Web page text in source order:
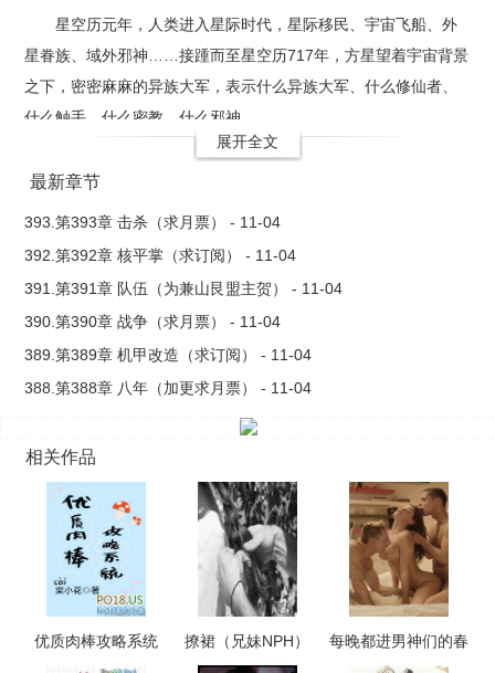
星空历元年，人类进入星际时代，星际移民、宇宙飞船、外
星眷族、域外邪神……接踵而至星空历717年，方星望着宇宙背景
之下，密密麻麻的异族大军，表示什么异族大军、什么修仙者、
什么触手、什么密教、什么邪神，..
展开全文
最新章节
393.第393章 击杀（求月票） - 11-04
392.第392章 核平掌（求订阅） - 11-04
391.第391章 队伍（为兼山艮盟主贺） - 11-04
390.第390章 战争（求月票） - 11-04
389.第389章 机甲改造（求订阅） - 11-04
388.第388章 八年（加更求月票） - 11-04
相关作品
优质肉棒攻略系统
撩裙（兄妹NPH）
每晚都进男神们的春